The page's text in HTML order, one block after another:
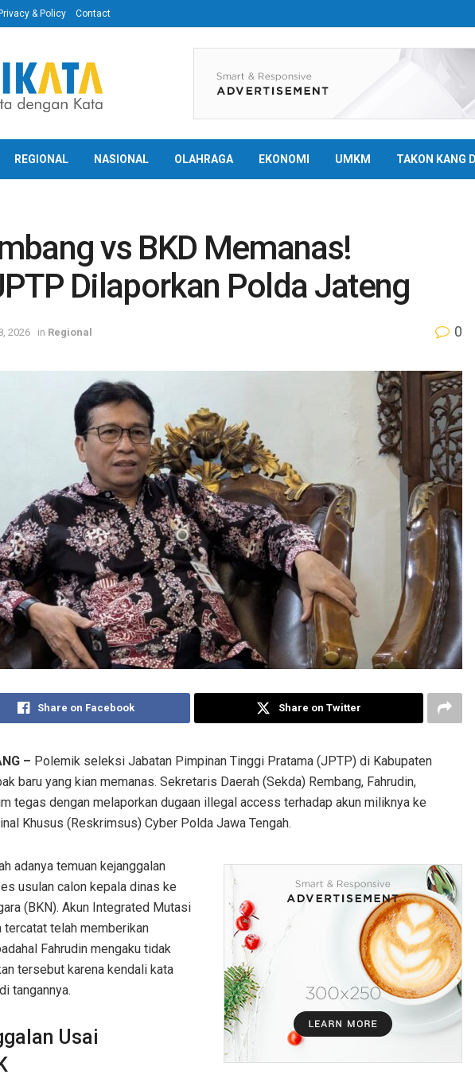
Privacy & Policy Contact
REGIONAL NASIONAL OLAHRAGA EKONOMI UMKM TAKON KANG
vs BKD Memanas!
Dilaporkan Polda Jateng
2026 in Regional 0
Share on Facebook Share on Twitter
– Polemik seleksi Jabatan Pimpinan Tinggi Pratama (JPTP) di Kabupaten
baru yang kian memanas. Sekretaris Daerah (Sekda) Rembang, Fahrudin,
tegas dengan melaporkan dugaan illegal access terhadap akun miliknya ke
Khusus (Reskrimsus) Cyber Polda Jawa Tengah.
adanya temuan kejanggalan
usulan calon kepala dinas ke
(BKN). Akun Integrated Mutasi
telah memberikan
Fahrudin mengaku tidak
tersebut karena kendali kata
tangannya.
Usai